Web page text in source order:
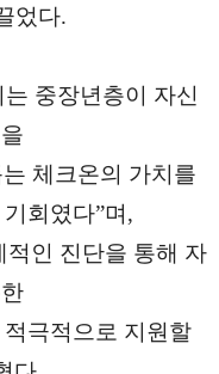
었다.
중장년층이 자신
체크온의 가치를
회였다”며,
적인 진단을 통해 자
극적으로 지원할